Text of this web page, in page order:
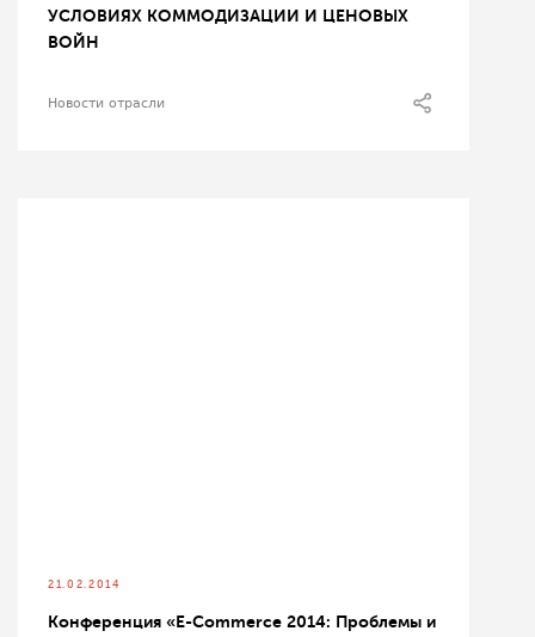
УСЛОВИЯХ КОММОДИЗАЦИИ И ЦЕНОВЫХ
ВОЙН
Новости отрасли
21.02.2014
Конференция «Е-Сommerce 2014: Проблемы и